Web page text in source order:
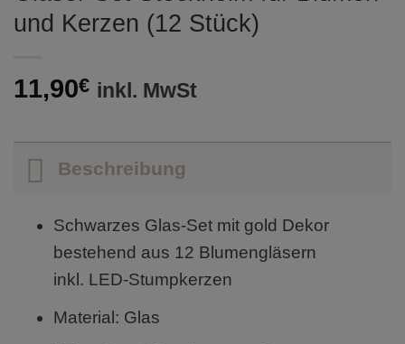
und Kerzen (12 Stück)
11,90€ inkl. MwSt
Beschreibung
Schwarzes Glas-Set mit gold Dekor
bestehend aus 12 Blumengläsern
inkl. LED-Stumpkerzen
Material: Glas